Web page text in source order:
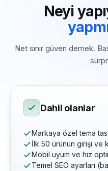
Neyi
Net sınır güven demek.
Dahil olanlar
Markaya özel tema
İlk 50 ürünün girişi ve
Mobil uyum ve hız
Temel SEO ayarları